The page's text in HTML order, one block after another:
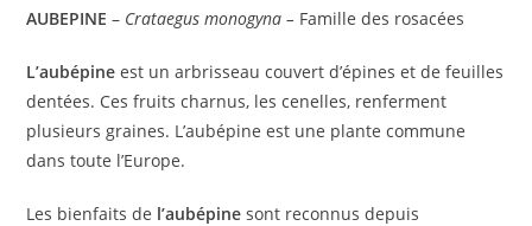
AUBEPINE – Crataegus monogyna – Famille des rosacées
L’aubépine est un arbrisseau couvert d’épines et de feuilles
dentées. Ces fruits charnus, les cenelles, renferment
plusieurs graines. L’aubépine est une plante commune
dans toute l’Europe.
Les bienfaits de l’aubépine sont reconnus depuis